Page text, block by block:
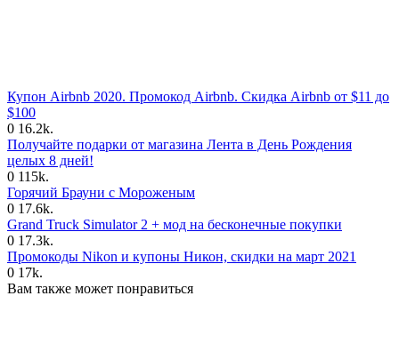
Купон Airbnb 2020. Промокод Airbnb. Скидка Airbnb от $11 до
$100
0 16.2k.
Получайте подарки от магазина Лента в День Рождения
целых 8 дней!
0 115k.
Горячий Брауни с Мороженым
0 17.6k.
Grand Truck Simulator 2 + мод на бесконечные покупки
0 17.3k.
Промокоды Nikon и купоны Никон, скидки на март 2021
0 17k.
Вам также может понравиться